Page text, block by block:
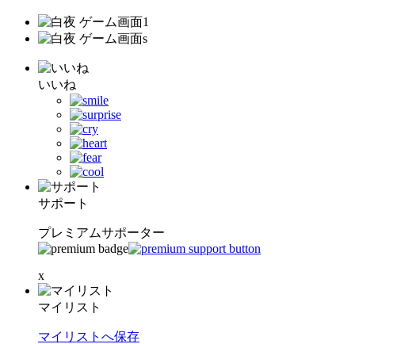
いいね
サポート
プレミアムサポーター
x
マイリスト
マイリストへ保存